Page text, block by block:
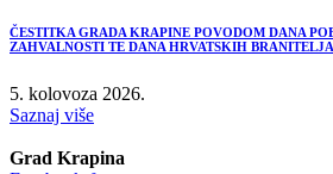
ČESTITKA GRADA KRAPINE POVODOM DANA
ZAHVALNOSTI TE DANA HRVATSKIH BRANITELJA
5. kolovoza 2026.
Saznaj više
Grad Krapina